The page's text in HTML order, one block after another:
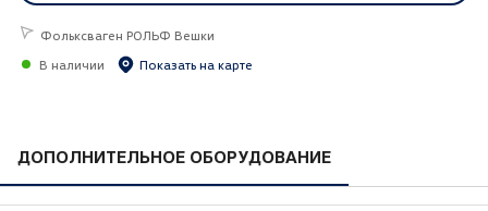
ДОПОЛНИТЕЛЬНОЕ ОБОРУДОВАНИЕ
Фольксваген РОЛЬФ Вешки
В наличии
Показать на карте